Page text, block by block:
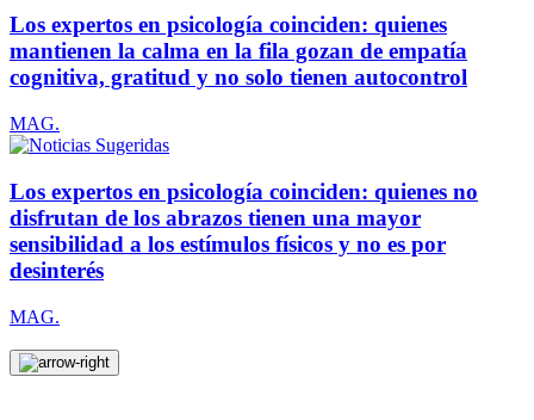
Los expertos en psicología coinciden: quienes
mantienen la calma en la fila gozan de empatía
cognitiva, gratitud y no solo tienen autocontrol
MAG.
Los expertos en psicología coinciden: quienes no
disfrutan de los abrazos tienen una mayor
sensibilidad a los estímulos físicos y no es por
desinterés
MAG.